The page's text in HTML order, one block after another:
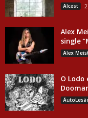
Alcest
Alex
single
Alex
O